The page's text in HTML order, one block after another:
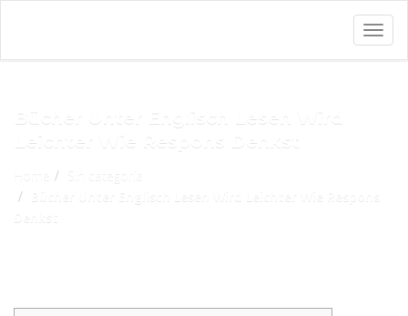
Bücher Unter Englisch Lesen Wird
Leichter Wie Respons Denkst
Bücher Unter Englisch Lesen Wird Leichter Wie Respons